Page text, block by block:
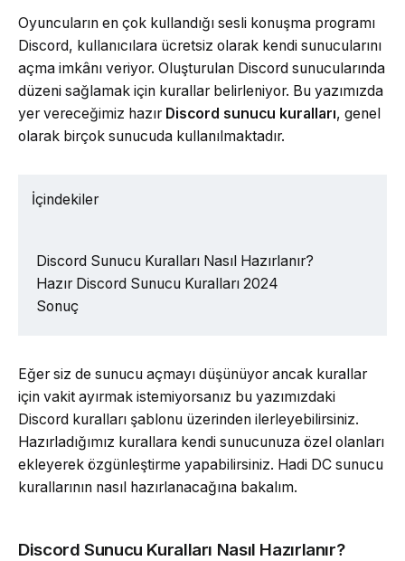
Oyuncuların en çok kullandığı sesli konuşma programı
Discord, kullanıcılara ücretsiz olarak kendi sunucularını
açma imkânı veriyor. Oluşturulan Discord sunucularında
düzeni sağlamak için kurallar belirleniyor. Bu yazımızda
yer vereceğimiz hazır Discord sunucu kuralları, genel
olarak birçok sunucuda kullanılmaktadır.
İçindekiler
Discord Sunucu Kuralları Nasıl Hazırlanır?
Hazır Discord Sunucu Kuralları 2024
Sonuç
Eğer siz de sunucu açmayı düşünüyor ancak kurallar
için vakit ayırmak istemiyorsanız bu yazımızdaki
Discord kuralları şablonu üzerinden ilerleyebilirsiniz.
Hazırladığımız kurallara kendi sunucunuza özel olanları
ekleyerek özgünleştirme yapabilirsiniz. Hadi DC sunucu
kurallarının nasıl hazırlanacağına bakalım.
Discord Sunucu Kuralları Nasıl Hazırlanır?